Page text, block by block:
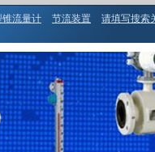
锥流量计 节流装置 请填写搜索